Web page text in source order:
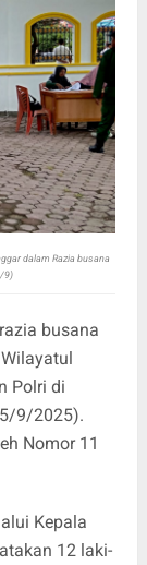
dalam Razia busana
9)
busana
Polri di
9/2025).
Nomor 11
Kepala
12 laki-